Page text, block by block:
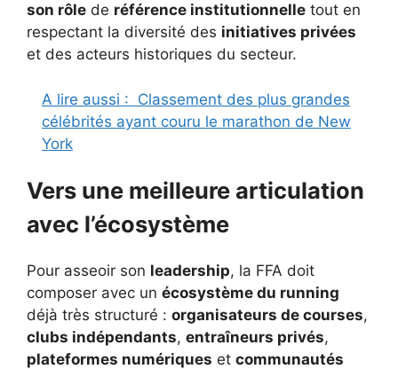
son rôle de référence institutionnelle tout en
respectant la diversité des initiatives privées
et des acteurs historiques du secteur.
A lire aussi : Classement des plus grandes
célébrités ayant couru le marathon de New
York
Vers une meilleure articulation
avec l’écosystème
Pour asseoir son leadership, la FFA doit
composer avec un écosystème du running
déjà très structuré : organisateurs de courses,
clubs indépendants, entraîneurs privés,
plateformes numériques et communautés